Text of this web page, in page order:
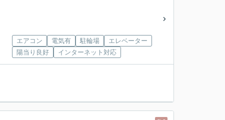
エアコン 電気有 駐輪場
エレベーター
陽当り良好
インターネット対応